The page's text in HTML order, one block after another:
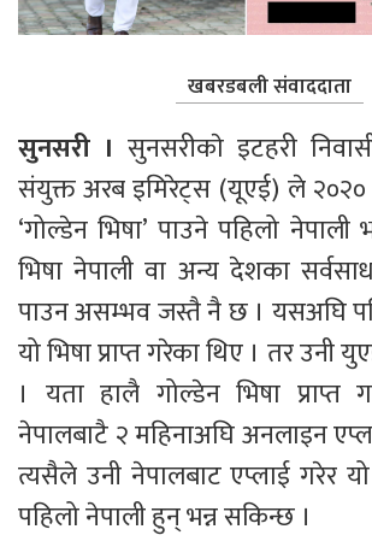
खबरडबली संवाददाता
सुनसरी । सुनसरीकाे इटहरी
संयुक्त अरब इमिरेट्स (यूएई) ले
‘गोल्डेन भिषा’ पाउने पहिलो
भिषा नेपाली वा अन्य देशका
पाउन असम्भव जस्तै नै छ । यसअघि
यो भिषा प्राप्त गरेका थिए । तर उनी
। यता हालै गोल्डेन भिषा
नेपालबाटै २ महिनाअघि अनलाइन
त्यसैले उनी नेपालबाट एप्लाई गरेर यो
पहिलो नेपाली हुन् भन्न सकिन्छ ।